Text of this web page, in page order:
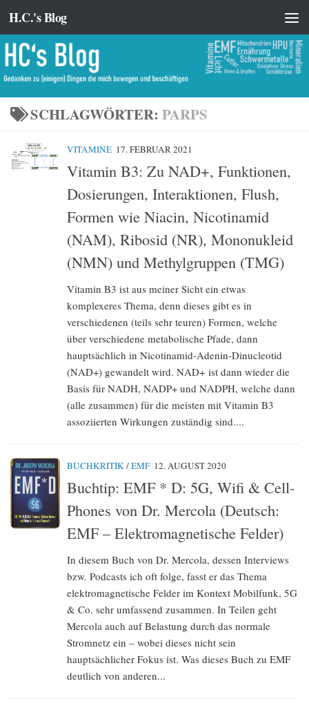
Zum Inhalt springen
H.C.'s Blog
SCHLAGWÖRTER: PARPS
VITAMINE 17. FEBRUAR 2021
Vitamin B3: Zu NAD+, Funktionen,
Dosierungen, Interaktionen, Flush,
Formen wie Niacin, Nicotinamid
(NAM), Ribosid (NR), Mononukleid
(NMN) und Methylgruppen (TMG)
Vitamin B3 ist aus meiner Sicht ein etwas
komplexeres Thema, denn dieses gibt es in
verschiedenen (teils sehr teuren) Formen, welche
über verschiedene metabolische Pfade, dann
hauptsächlich in Nicotinamid-Adenin-Dinucleotid
(NAD+) gewandelt wird. NAD+ ist dann wieder die
Basis für NADH, NADP+ und NADPH, welche dann
(alle zusammen) für die meisten mit Vitamin B3
assoziierten Wirkungen zuständig sind....
BUCHKRITIK/EMF 12. AUGUST 2020
Buchtip: EMF * D: 5G, Wifi & Cell-
Phones von Dr. Mercola (Deutsch:
EMF – Elektromagnetische Felder)
In diesem Buch von Dr. Mercola, dessen Interviews
bzw. Podcasts ich oft folge, fasst er das Thema
elektromagnetische Felder im Kontext Mobilfunk, 5G
& Co. sehr umfassend zusammen. In Teilen geht
Mercola auch auf Belastung durch das normale
Stromnetz ein – wobei dieses nicht sein
hauptsächlicher Fokus ist. Was dieses Buch zu EMF
deutlich von anderen...